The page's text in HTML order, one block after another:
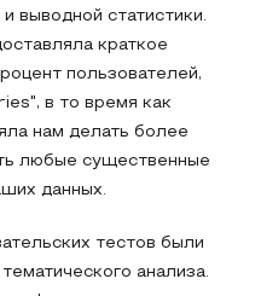
выводной статистики.
краткое
пользователей,
в то время как
нам делать более
любые существенные
данных.
тестов были
анализа.